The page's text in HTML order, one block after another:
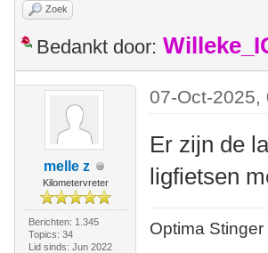
Zoek
Bedankt door:
melle z
Kilometervreter
Berichten: 1.345
Topics: 34
Lid sinds: Jun 2022
07-Oct-2025,
Er zijn de
ligfietsen
Optima Stinger |